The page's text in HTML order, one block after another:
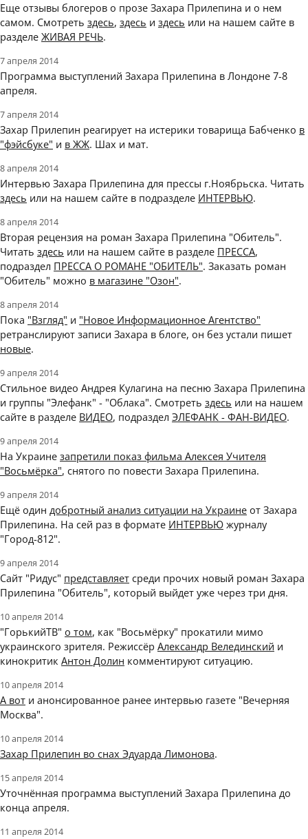
Еще отзывы блогеров о прозе Захара Прилепина и о нем
самом. Смотреть здесь, здесь и здесь или на нашем сайте в
разделе ЖИВАЯ РЕЧЬ.
7 апреля 2014
Программа выступлений Захара Прилепина в Лондоне 7-8
апреля.
7 апреля 2014
Захар Прилепин реагирует на истерики товарища Бабченко в
"фэйсбуке" и в ЖЖ. Шах и мат.
8 апреля 2014
Интервью Захара Прилепина для прессы г.Ноябрьска. Читать
здесь или на нашем сайте в подразделе ИНТЕРВЬЮ.
8 апреля 2014
Вторая рецензия на роман Захара Прилепина "Обитель".
Читать здесь или на нашем сайте в разделе ПРЕССА,
подраздел ПРЕССА О РОМАНЕ "ОБИТЕЛЬ". Заказать роман
"Обитель" можно в магазине "Озон".
8 апреля 2014
Пока "Взгляд" и "Новое Информационное Агентство"
ретранслируют записи Захара в блоге, он без устали пишет
новые.
9 апреля 2014
Стильное видео Андрея Кулагина на песню Захара Прилепина
и группы "Элефанк" - "Облака". Смотреть здесь или на нашем
сайте в разделе ВИДЕО, подраздел ЭЛЕФАНК - ФАН-ВИДЕО.
9 апреля 2014
На Украине запретили показ фильма Алексея Учителя
"Восьмёрка", снятого по повести Захара Прилепина.
9 апреля 2014
Ещё один добротный анализ ситуации на Украине от Захара
Прилепина. На сей раз в формате ИНТЕРВЬЮ журналу
"Город-812".
9 апреля 2014
Сайт "Ридус" представляет среди прочих новый роман Захара
Прилепина "Обитель", который выйдет уже через три дня.
10 апреля 2014
"ГорькийТВ" о том, как "Восьмёрку" прокатили мимо
украинского зрителя. Режиссёр Александр Велединский и
кинокритик Антон Долин комментируют ситуацию.
10 апреля 2014
А вот и анонсированное ранее интервью газете "Вечерняя
Москва".
10 апреля 2014
Захар Прилепин во снах Эдуарда Лимонова.
15 апреля 2014
Уточнённая программа выступлений Захара Прилепина до
конца апреля.
11 апреля 2014